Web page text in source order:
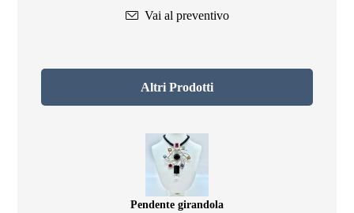
Vai al preventivo
Altri Prodotti
Pendente girandola